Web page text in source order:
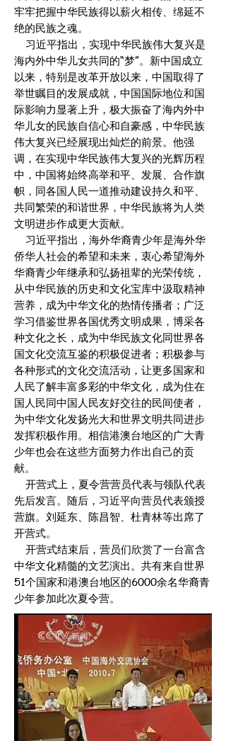
牢牢把握中华民族得以薪火相传、绵延不
绝的民族之魂。
习近平指出，实现中华民族伟大复兴是
海内外中华儿女共同的“梦”。新中国成立
以来，特别是改革开放以来，中国取得了
举世瞩目的发展成就，中国国际地位和国
际影响力显著上升，极大振奋了海内外中
华儿女的民族自信心和自豪感，中华民族
伟大复兴已经展现出灿烂的前景。他强
调，在实现中华民族伟大复兴的光辉历程
中，中国将始终高举和平、发展、合作旗
帜，同各国人民一道推动建设持久和平、
共同繁荣的和谐世界，中华民族将为人类
文明进步作成更大贡献。
习近平指出，海外华裔青少年是海外华
侨华人社会的希望和未来，衷心希望海外
华裔青少年继承和弘扬祖辈的光荣传统，
从中华民族的历史和文化宝库中汲取精神
营养，成为中华文化的热情传播者；广泛
学习借鉴世界各国优秀文明成果，博采各
种文化之长，成为中华民族文化同世界各
国文化交流互鉴的积极促进者；积极参与
各种形式的文化交流活动，让更多国家和
人民了解丰富多彩的中华文化，成为住在
国人民同中国人民友好交往的民间使者，
为中华文化发扬光大和世界文明共同进步
发挥积极作用。相信港澳台地区的广大青
少年也会在这些方面努力作出自己的贡
献。
开营式上，夏令营营员代表与领队代表
先后发言。随后，习近平向营员代表颁授
营旗。刘延东、陈昌智、杜青林等出席了
开营式。
开营式结束后，营员们欣赏了一台富含
中华文化精髓的文艺演出。共有来自世界
51个国家和港澳台地区的6000余名华裔青
少年参加此次夏令营。